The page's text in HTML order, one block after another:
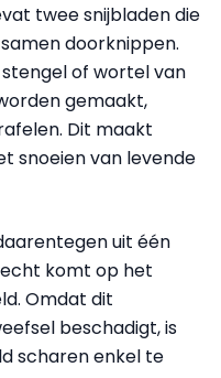
twee snijbladen die
doorknippen.
of wortel van
gemaakt,
Dit maakt
snoeien van levende
uit één
komt op het
Omdat dit
beschadigt, is
scharen enkel te